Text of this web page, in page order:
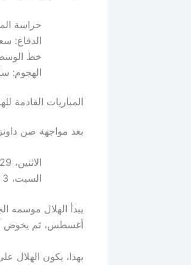
حراسة
الدفاع:
خط
الهجوم:
المباريات القادمة
بعد مواجهة صن
الاثنين، 29 يوليو: ضد نادي كومو الإيطالي.
السبت، 3 أغسطس: ضد نادي أودينيزي الإيطالي.
أغسطس، ثم يخوض
بهذا، يكون الهلال